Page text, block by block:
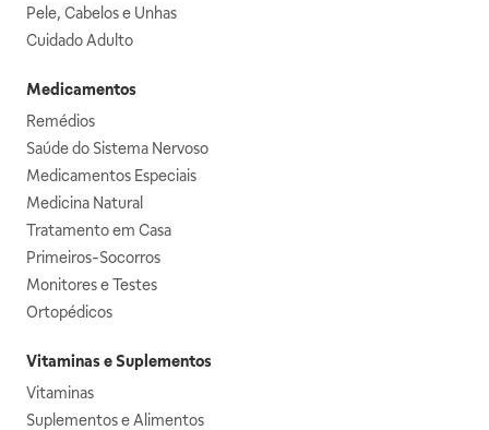
Pele, Cabelos e Unhas
Cuidado Adulto
Medicamentos
Remédios
Saúde do Sistema Nervoso
Medicamentos Especiais
Medicina Natural
Tratamento em Casa
Primeiros-Socorros
Monitores e Testes
Ortopédicos
Vitaminas e Suplementos
Vitaminas
Suplementos e Alimentos